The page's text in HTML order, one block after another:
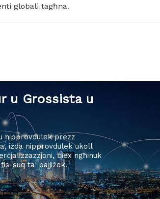
globali tagħna.
u Grossista u
nipprovdulek prezz
iżda nipprovdulek ukoll
biex ngħinuk
suq ta' pajjiżek.